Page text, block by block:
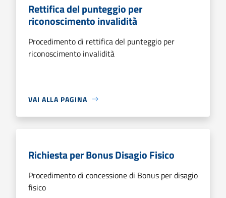
Rettifica del punteggio per
riconoscimento invalidità
Procedimento di rettifica del punteggio per
riconoscimento invalidità
VAI ALLA PAGINA
Richiesta per Bonus Disagio Fisico
Procedimento di concessione di Bonus per disagio
fisico